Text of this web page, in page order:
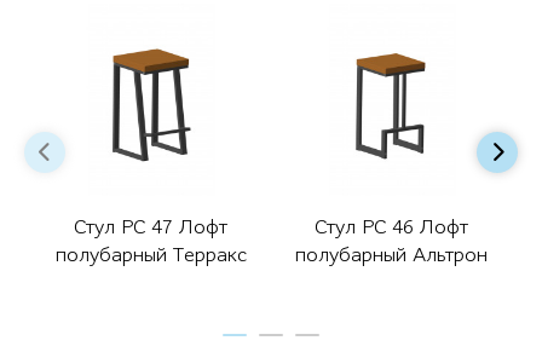
Стул РС 47 Лофт
полубарный Терракс
Стул РС 46 Лофт
полубарный Альтрон